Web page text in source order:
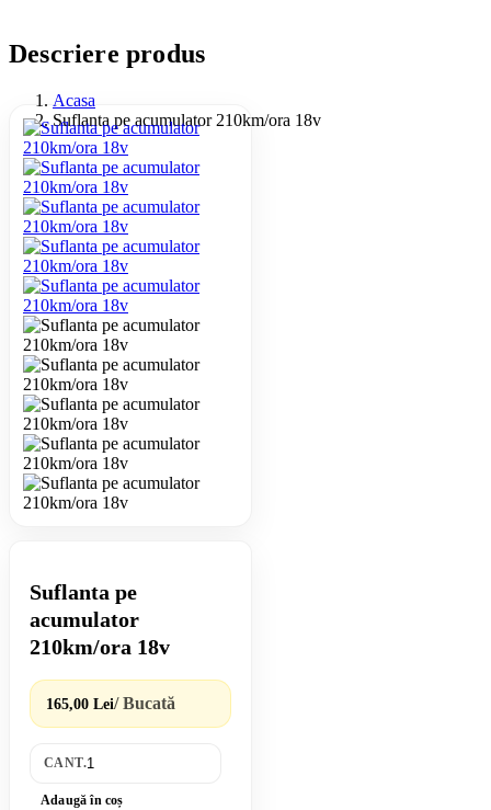
Descriere produs
Acasa
Suflanta pe acumulator 210km/ora 18v
Suflanta pe
acumulator
210km/ora 18v
165,00 Lei/ Bucată
CANT.
Adaugă în coș